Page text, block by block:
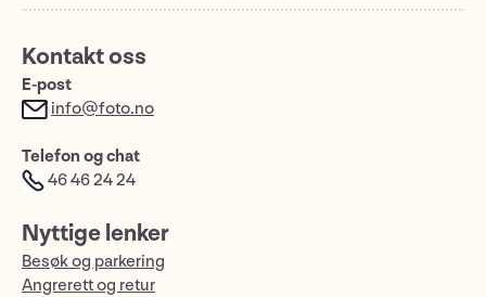
Kontakt oss
E-post
info@foto.no
Telefon og chat
46 46 24 24
Nyttige lenker
Besøk og parkering
Angrerett og retur